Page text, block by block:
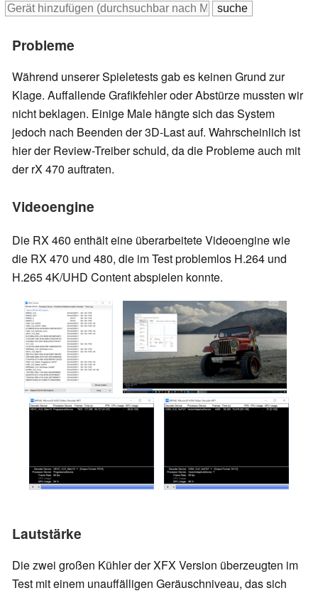
Probleme
Während unserer Spieletests gab es keinen Grund zur
Klage. Auffallende Grafikfehler oder Abstürze mussten wir
nicht beklagen. Einige Male hängte sich das System
jedoch nach Beenden der 3D-Last auf. Wahrscheinlich ist
hier der Review-Treiber schuld, da die Probleme auch mit
der rX 470 auftraten.
Videoengine
Die RX 460 enthält eine überarbeitete Videoengine wie
die RX 470 und 480, die im Test problemlos H.264 und
H.265 4K/UHD Content abspielen konnte.
Lautstärke
Die zwei großen Kühler der XFX Version überzeugten im
Test mit einem unauffälligen Geräuschniveau, das sich